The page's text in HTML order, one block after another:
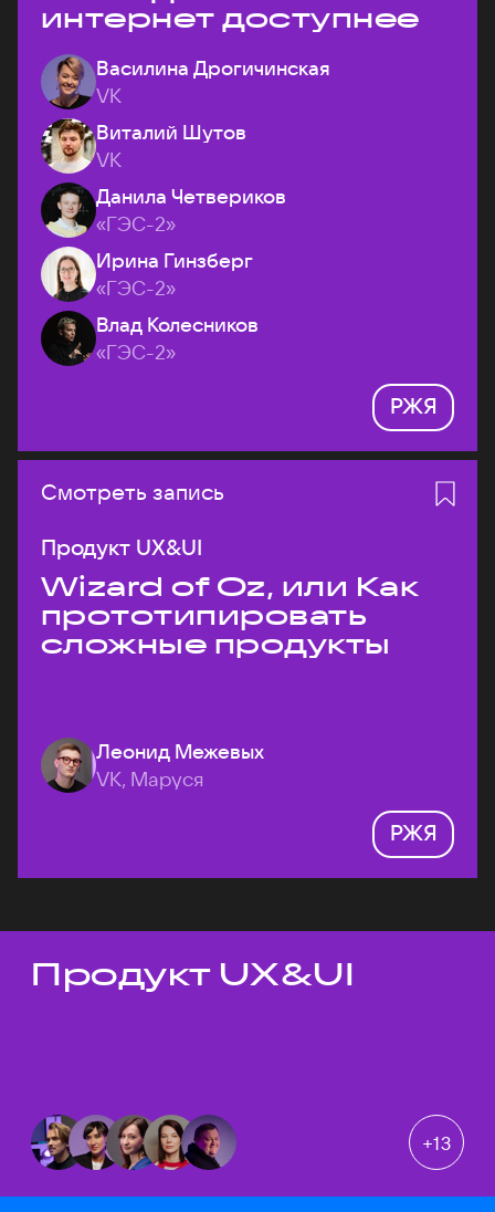
интернет доступнее
Василина Дрогичинская
VK
Виталий Шутов
VK
Данила Четвериков
«ГЭС-2»
Ирина Гинзберг
«ГЭС-2»
Влад Колесников
«ГЭС-2»
РЖЯ
Смотреть запись
Продукт UX&UI
Wizard of Oz, или Как
прототипировать
сложные продукты
Леонид Межевых
VK, Маруся
РЖЯ
Темы докладов
Продукт UX&UI
+13